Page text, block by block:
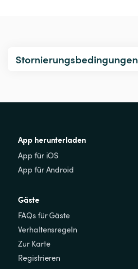
Stornierungsbedingungen
App herunterladen
App für iOS
App für Android
Gäste
FAQs für Gäste
Verhaltensregeln
Zur Karte
Registrieren